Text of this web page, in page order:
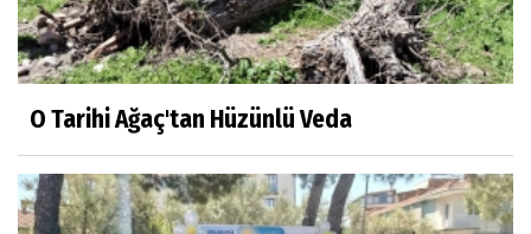
O Tarihi Ağaç'tan Hüzünlü Veda